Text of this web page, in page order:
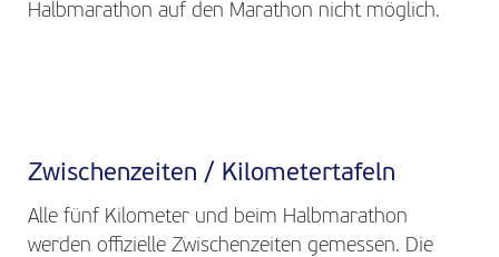
Halbmarathon auf den Marathon nicht möglich.
Zwischenzeiten / Kilometertafeln
Alle fünf Kilometer und beim Halbmarathon
werden offizielle Zwischenzeiten gemessen. Die